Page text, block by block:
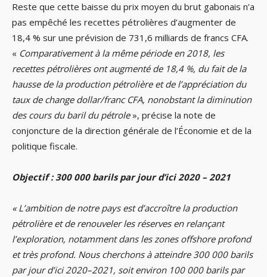
Reste que cette baisse du prix moyen du brut gabonais n’a
pas empêché les recettes pétrolières d’augmenter de
18,4 % sur une prévision de 731,6 milliards de francs CFA.
« Comparativement à la même période en 2018, les
recettes pétrolières ont augmenté de 18,4 %, du fait de la
hausse de la production pétrolière et de l’appréciation du
taux de change dollar/franc CFA, nonobstant la diminution
des cours du baril du pétrole», précise la note de
conjoncture de la direction générale de l’Économie et de la
politique fiscale.
Objectif : 300 000 barils par jour d’ici 2020 – 2021
« L’ambition de notre pays est d’accroître la production
pétrolière et de renouveler les réserves en relançant
l’exploration, notamment dans les zones offshore profond
et très profond. Nous cherchons à atteindre 300 000 barils
par jour d’ici 2020–2021, soit environ 100 000 barils par